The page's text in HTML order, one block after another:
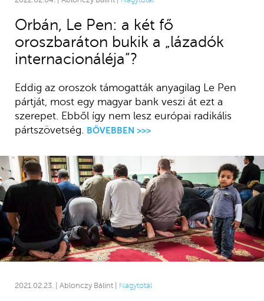
Orbán, Le Pen: a két fő
oroszbaráton bukik a „lázadók
internacionáléja”?
Eddig az oroszok támogatták anyagilag Le Pen
pártját, most egy magyar bank veszi át ezt a
szerepet. Ebből így nem lesz európai radikális
pártszövetség.
BŐVEBBEN >>>
2021.02.23. | Ablonczy Bálint | Nagytotál